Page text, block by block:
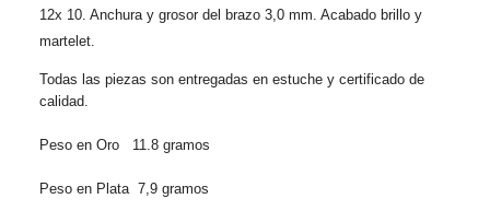
12x 10. Anchura y grosor del brazo 3,0 mm. Acabado brillo y
martelet.
Todas las piezas son entregadas en estuche y certificado de
calidad.
Peso en Oro 11.8 gramos
Peso en Plata 7,9 gramos